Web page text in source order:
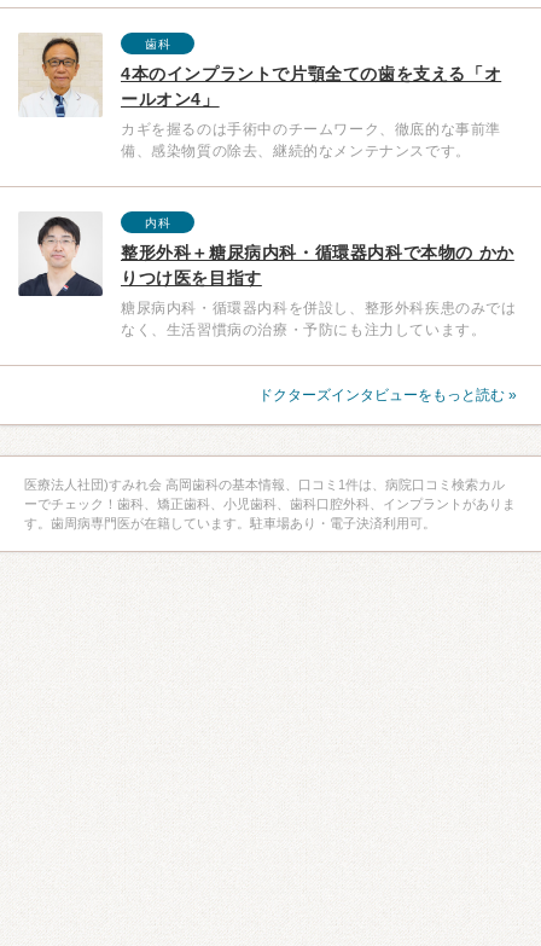
歯科
4本のインプラントで片顎全ての歯を支える「オ
ールオン4」
カギを握るのは手術中のチームワーク、徹底的な事前準
備、感染物質の除去、継続的なメンテナンスです。
内科
整形外科＋糖尿病内科・循環器内科で本物の かか
りつけ医を目指す
糖尿病内科・循環器内科を併設し、整形外科疾患のみでは
なく、生活習慣病の治療・予防にも注力しています。
ドクターズインタビューをもっと読む »
医療法人社団)すみれ会 高岡歯科の基本情報、口コミ1件は、病院口コミ検索カル
ーでチェック！歯科、矯正歯科、小児歯科、歯科口腔外科、インプラントがありま
す。歯周病専門医が在籍しています。駐車場あり・電子決済利用可。